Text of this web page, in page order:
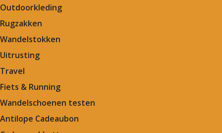
Outdoorkleding
Rugzakken
Wandelstokken
Uitrusting
Travel
Fiets & Running
Wandelschoenen testen
Antilope Cadeaubon